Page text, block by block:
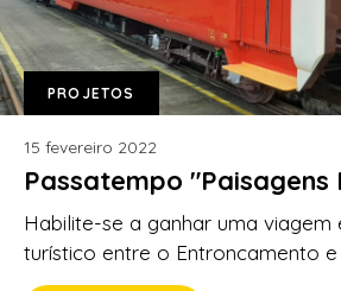
PROJETOS
15 fevereiro 2022
Passatempo
Habilite-se a ganhar uma
turístico entre o Entroncamento